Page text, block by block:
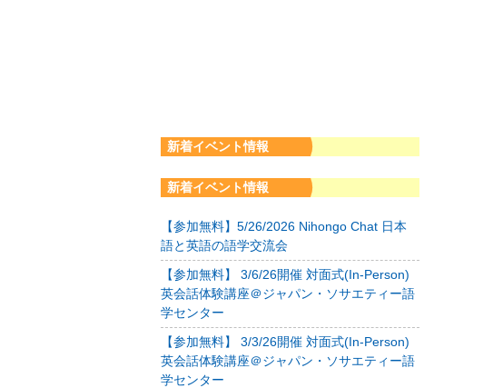
新着イベント情報
新着イベント情報
【参加無料】5/26/2026 Nihongo Chat 日本
語と英語の語学交流会
【参加無料】 3/6/26開催 対面式(In-Person)
英会話体験講座＠ジャパン・ソサエティー語
学センター
【参加無料】 3/3/26開催 対面式(In-Person)
英会話体験講座＠ジャパン・ソサエティー語
学センター